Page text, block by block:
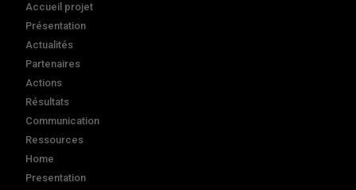
Accueil projet
Présentation
Actualités
Partenaires
Actions
Résultats
Communication
Ressources
Home
Presentation